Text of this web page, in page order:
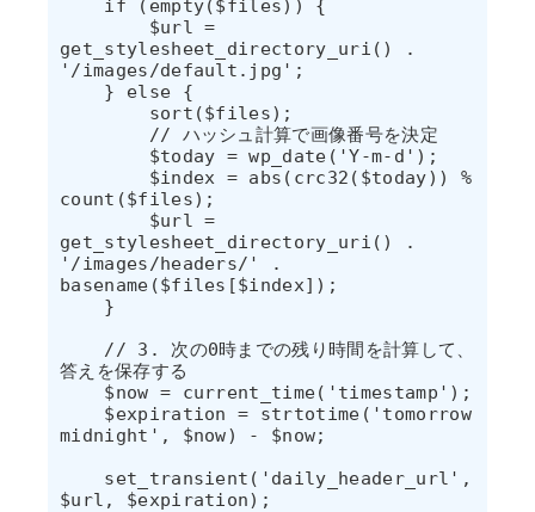
get_stylesheet_directory_uri() .
'/images/default.jpg';
count($files);
get_stylesheet_directory_uri() .
'/images/headers/' .
basename($files[$index]);
答えを保存する
midnight', $now) - $now;
$url, $expiration);